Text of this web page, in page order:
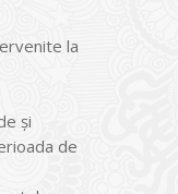
la
şi
de